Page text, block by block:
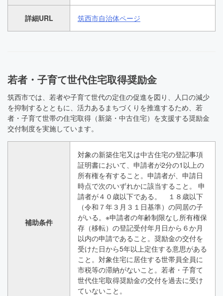
詳細URL 筑西市自治体ページ
若者・子育て世代住宅取得奨励金
筑西市では、若者や子育て世代の定住の促進を図り、人口の減少
を抑制するとともに、活力あるまちづくりを推進するため、若
者・子育て世帯の住宅取得（新築・中古住宅）を支援する奨励金
交付制度を実施しています。
補助条件
対象の新築住宅又は中古住宅の登記事項
証明書において、申請者が2分の1以上の
所有権を有すること。申請者が、申請日
時点で次のいずれかに該当すること。 申
請者が４０歳以下である。 １８歳以下
（令和７年３月３１日基準）の同居の子
がいる。※申請者の年齢制限なし所有権保
存（移転）の登記受付年月日から６か月
以内の申請であること。奨励金の交付を
受けた日から5年以上定住する意思がある
こと。対象住宅に居住する世帯員全員に
市税等の滞納がないこと。若者・子育て
世代住宅取得奨励金の交付を過去に受け
ていないこと。